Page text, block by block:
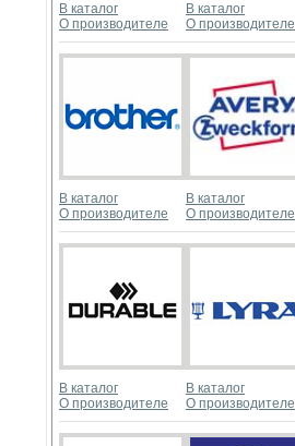
В каталог
О производителе
В каталог
О производителе
В каталог
О производителе
В каталог
О производителе
В каталог
О производителе
В каталог
О производителе